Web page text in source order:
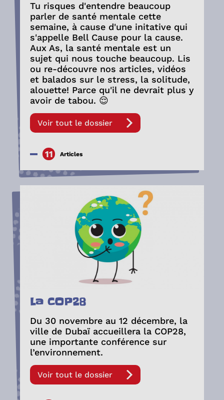
Tu risques d'entendre beaucoup
parler de santé mentale cette
semaine, à cause d'une initative qui
s'appelle Bell Cause pour la cause.
Aux As, la santé mentale est un
sujet qui nous touche beaucoup. Lis
ou re-découvre nos articles, vidéos
et balados sur le stress, la solitude,
alouette! Parce qu'il ne devrait plus y
avoir de tabou. 😌
Voir tout le dossier
11 Articles
La COP28
Du 30 novembre au 12 décembre, la
ville de Dubaï accueillera la COP28,
une importante conférence sur
l’environnement.
Voir tout le dossier